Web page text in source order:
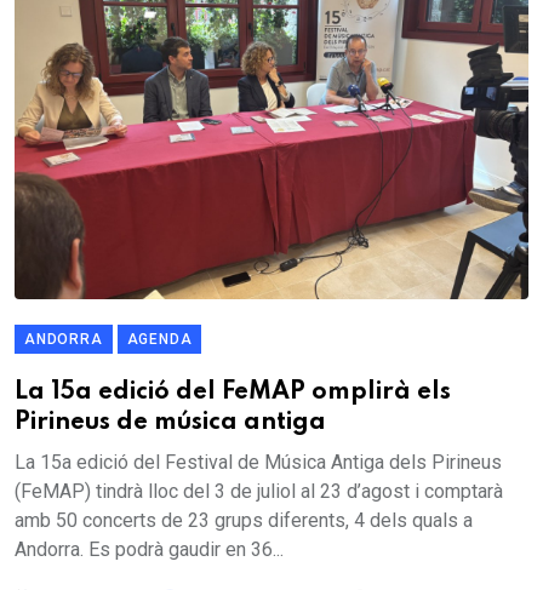
ANDORRA AGENDA
La 15a edició del FeMAP omplirà els
Pirineus de música antiga
La 15a edició del Festival de Música Antiga dels Pirineus
(FeMAP) tindrà lloc del 3 de juliol al 23 d’agost i comptarà
amb 50 concerts de 23 grups diferents, 4 dels quals a
Andorra. Es podrà gaudir en 36...